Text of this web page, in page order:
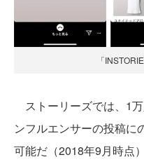
「
ストーリーズでは、1
ンフルエンサーの投稿に
可能だ（2018年9月時点）